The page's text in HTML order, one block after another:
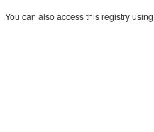
You can also access this registry